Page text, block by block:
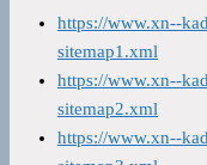
https://www.xn--
sitemap1.xml
https://www.xn--
sitemap2.xml
https://www.xn--